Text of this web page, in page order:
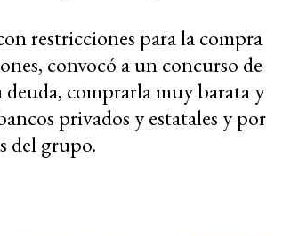
restricciones para la compra
convocó a un concurso de
comprarla muy barata y
privados y estatales y por
del grupo.